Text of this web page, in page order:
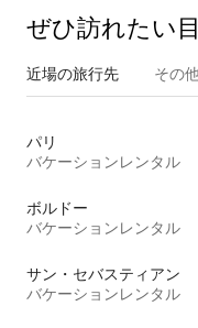
ぜひ訪⁠れ⁠た⁠い
近場の旅行先 その
パリ
バケーションレンタル
ボルドー
バケーションレンタル
サン・セバスティアン
バケーションレンタル